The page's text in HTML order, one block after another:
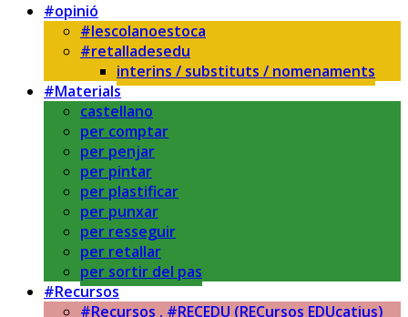
#opinió
#lescolanoestoca
#retalladesedu
interins / substituts / nomenaments
#Materials
castellano
per comptar
per penjar
per pintar
per plastificar
per punxar
per resseguir
per retallar
per sortir del pas
#Recursos
#Recursos . #RECEDU (RECursos EDUcatius)